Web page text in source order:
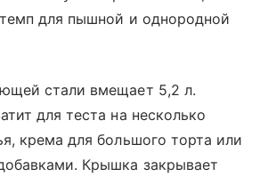
для пышной и однородной
стали вмещает 5,2 л.
для теста на несколько
крема для большого торта или
Крышка закрывает